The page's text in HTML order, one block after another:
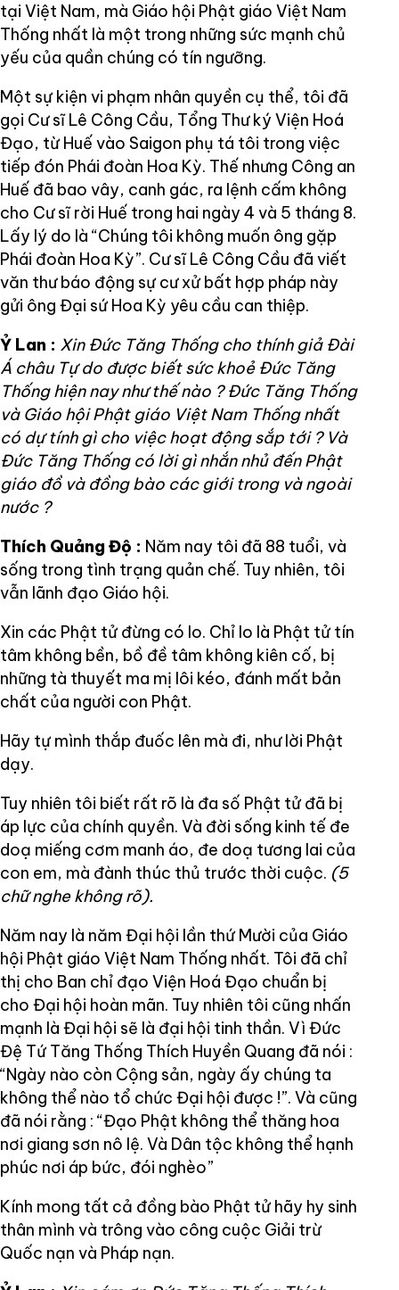
tại Việt Nam, mà Giáo hội Phật giáo Việt Nam
Thống nhất là một trong những sức mạnh chủ
yếu của quần chúng có tín ngưỡng.
Một sự kiện vi phạm nhân quyền cụ thể, tôi đã
gọi Cư sĩ Lê Công Cầu, Tổng Thư ký Viện Hoá
Đạo, từ Huế vào Saigon phụ tá tôi trong việc
tiếp đón Phái đoàn Hoa Kỳ. Thế nhưng Công an
Huế đã bao vây, canh gác, ra lệnh cấm không
cho Cư sĩ rời Huế trong hai ngày 4 và 5 tháng 8.
Lấy lý do là “Chúng tôi không muốn ông gặp
Phái đoàn Hoa Kỳ”. Cư sĩ Lê Công Cầu đã viết
văn thư báo động sự cư xử bất hợp pháp này
gửi ông Đại sứ Hoa Kỳ yêu cầu can thiệp.
Ỷ Lan : Xin Đức Tăng Thống cho thính giả Đài
Á châu Tự do được biết sức khoẻ Đức Tăng
Thống hiện nay như thế nào ? Đức Tăng Thống
và Giáo hội Phật giáo Việt Nam Thống nhất
có dự tính gì cho việc hoạt động sắp tới ? Và
Đức Tăng Thống có lời gì nhắn nhủ đến Phật
giáo đồ và đồng bào các giới trong và ngoài
nước ?
Thích Quảng Độ : Năm nay tôi đã 88 tuổi, và
sống trong tình trạng quản chế. Tuy nhiên, tôi
vẫn lãnh đạo Giáo hội.
Xin các Phật tử đừng có lo. Chỉ lo là Phật tử tín
tâm không bền, bồ đề tâm không kiên cố, bị
những tà thuyết ma mị lôi kéo, đánh mất bản
chất của người con Phật.
Hãy tự mình thắp đuốc lên mà đi, như lời Phật
dạy.
Tuy nhiên tôi biết rất rõ là đa số Phật tử đã bị
áp lực của chính quyền. Và đời sống kinh tế đe
doạ miếng cơm manh áo, đe doạ tương lai của
con em, mà đành thúc thủ trước thời cuộc. (5
chữ nghe không rõ).
Năm nay là năm Đại hội lần thứ Mười của Giáo
hội Phật giáo Việt Nam Thống nhất. Tôi đã chỉ
thị cho Ban chỉ đạo Viện Hoá Đạo chuẩn bị
cho Đại hội hoàn mãn. Tuy nhiên tôi cũng nhấn
mạnh là Đại hội sẽ là đại hội tinh thần. Vì Đức
Đệ Tứ Tăng Thống Thích Huyền Quang đã nói :
“Ngày nào còn Cộng sản, ngày ấy chúng ta
không thể nào tổ chức Đại hội được !”. Và cũng
đã nói rằng : “Đạo Phật không thể thăng hoa
nơi giang sơn nô lệ. Và Dân tộc không thể hạnh
phúc nơi áp bức, đói nghèo”
Kính mong tất cả đồng bào Phật tử hãy hy sinh
thân mình và trông vào công cuộc Giải trừ
Quốc nạn và Pháp nạn.